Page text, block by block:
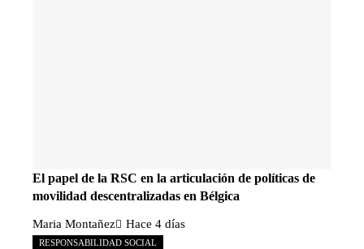
El papel de la RSC en la articulación de políticas de
movilidad descentralizadas en Bélgica
Maria Montañez Hace 4 días
RESPONSABILIDAD SOCIAL